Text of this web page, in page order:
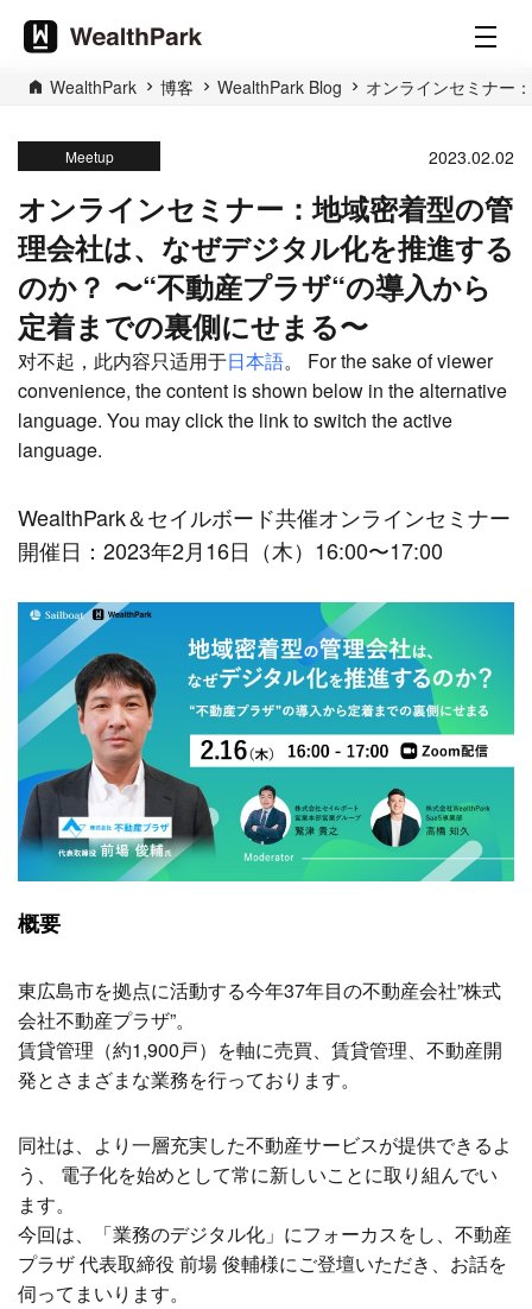
WealthPark 博客 WealthPark Blog オンラインセミナー
Meetup 2023.02.02
オンラインセミナー：地域密着型の管
理会社は、なぜデジタル化を推進する
のか？ 〜“不動産プラザ“の導入から
定着までの裏側にせまる〜
对不起，此内容只适用于日本語。 For the sake of viewer
convenience, the content is shown below in the alternative
language. You may click the link to switch the active
language.
WealthPark＆セイルボード共催オンラインセミナー
開催日：2023年2月16日（木）16:00〜17:00
概要
東広島市を拠点に活動する今年37年目の不動産会社”株式
会社不動産プラザ”。
賃貸管理（約1,900戸）を軸に売買、賃貸管理、不動産開
発とさまざまな業務を行っております。
同社は、より一層充実した不動産サービスが提供できるよ
う、 電子化を始めとして常に新しいことに取り組んでい
ます。
今回は、「業務のデジタル化」にフォーカスをし、不動産
プラザ 代表取締役 前場 俊輔様にご登壇いただき、お話を
伺ってまいります。